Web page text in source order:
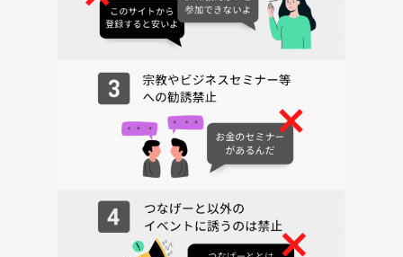
つなげーと参加チケット（つなげーと側に支払う金額）＋1次会男女共
通3000円〜3500円（お食事•飲み物）
※飲み物・食べ物・お菓子はこちらで準備しています。各自で持ってき
【プレイするゲームはこちら‼️】
①初参加の方や上京、社会人になって友達、知り合いがいない方、積極